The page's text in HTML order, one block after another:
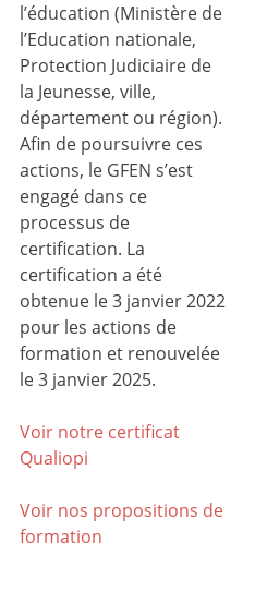
l’éducation (Ministère de
l’Education nationale,
Protection Judiciaire de
la Jeunesse, ville,
département ou région).
Afin de poursuivre ces
actions, le GFEN s’est
engagé dans ce
processus de
certification. La
certification a été
obtenue le 3 janvier 2022
pour les actions de
formation et renouvelée
le 3 janvier 2025.
Voir notre certificat
Qualiopi
Voir nos propositions de
formation